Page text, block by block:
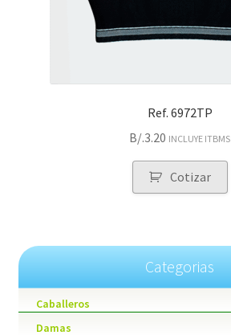
Ref. 6972TP
B/.3.20 INCLUYE ITBMS
Cotizar
Categorias
Caballeros
Damas